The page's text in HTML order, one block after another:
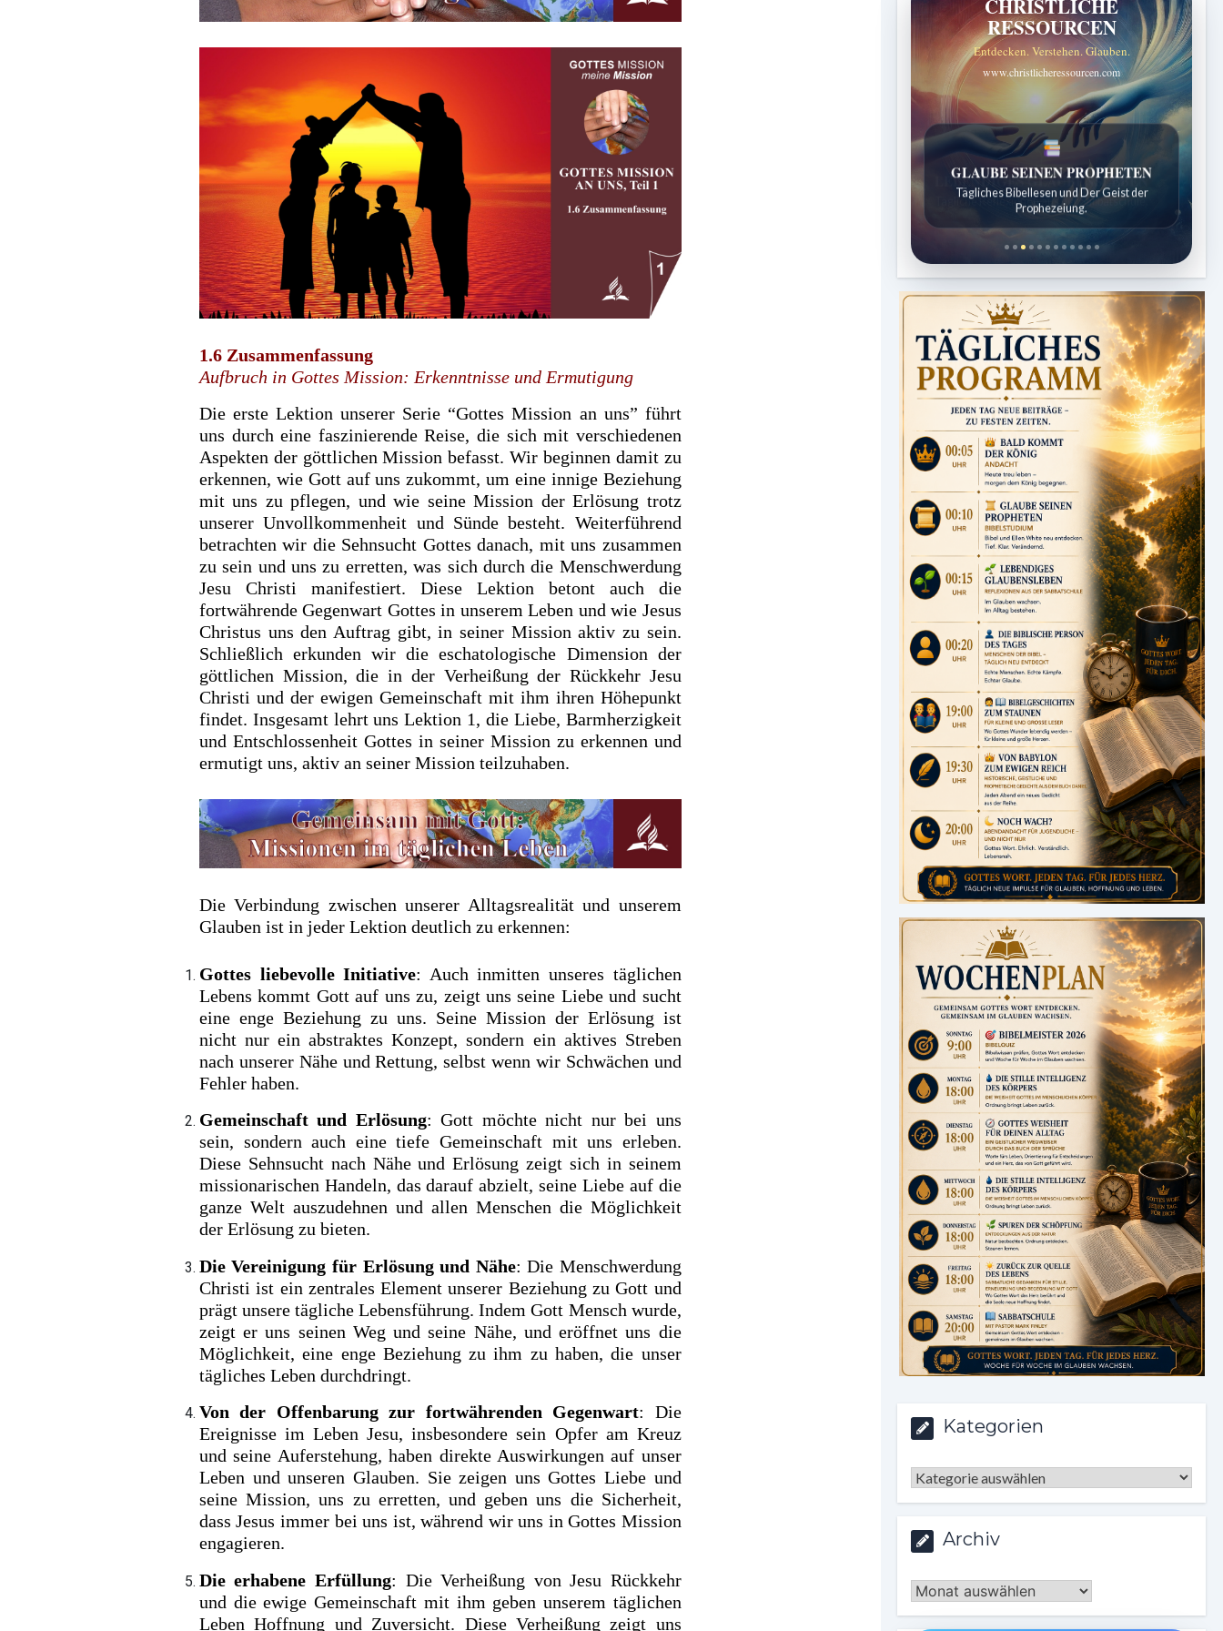
1.6 Zusammenfassung
Aufbruch in Gottes Mission: Erkenntnisse und Ermutigung
Die erste Lektion unserer Serie “Gottes Mission an uns” führt
uns durch eine faszinierende Reise, die sich mit verschiedenen
Aspekten der göttlichen Mission befasst. Wir beginnen damit zu
erkennen, wie Gott auf uns zukommt, um eine innige Beziehung
mit uns zu pflegen, und wie seine Mission der Erlösung trotz
unserer Unvollkommenheit und Sünde besteht. Weiterführend
betrachten wir die Sehnsucht Gottes danach, mit uns zusammen
zu sein und uns zu erretten, was sich durch die Menschwerdung
Jesu Christi manifestiert. Diese Lektion betont auch die
fortwährende Gegenwart Gottes in unserem Leben und wie Jesus
Christus uns den Auftrag gibt, in seiner Mission aktiv zu sein.
Schließlich erkunden wir die eschatologische Dimension der
göttlichen Mission, die in der Verheißung der Rückkehr Jesu
Christi und der ewigen Gemeinschaft mit ihm ihren Höhepunkt
findet. Insgesamt lehrt uns Lektion 1, die Liebe, Barmherzigkeit
und Entschlossenheit Gottes in seiner Mission zu erkennen und
ermutigt uns, aktiv an seiner Mission teilzuhaben.
Die Verbindung zwischen unserer Alltagsrealität und unserem
Glauben ist in jeder Lektion deutlich zu erkennen:
Gottes liebevolle Initiative: Auch inmitten unseres täglichen
Lebens kommt Gott auf uns zu, zeigt uns seine Liebe und sucht
eine enge Beziehung zu uns. Seine Mission der Erlösung ist
nicht nur ein abstraktes Konzept, sondern ein aktives Streben
nach unserer Nähe und Rettung, selbst wenn wir Schwächen und
Fehler haben.
Gemeinschaft und Erlösung: Gott möchte nicht nur bei uns
sein, sondern auch eine tiefe Gemeinschaft mit uns erleben.
Diese Sehnsucht nach Nähe und Erlösung zeigt sich in seinem
missionarischen Handeln, das darauf abzielt, seine Liebe auf die
ganze Welt auszudehnen und allen Menschen die Möglichkeit
der Erlösung zu bieten.
Die Vereinigung für Erlösung und Nähe: Die Menschwerdung
Christi ist ein zentrales Element unserer Beziehung zu Gott und
prägt unsere tägliche Lebensführung. Indem Gott Mensch wurde,
zeigt er uns seinen Weg und seine Nähe, und eröffnet uns die
Möglichkeit, eine enge Beziehung zu ihm zu haben, die unser
tägliches Leben durchdringt.
Von der Offenbarung zur fortwährenden Gegenwart: Die
Ereignisse im Leben Jesu, insbesondere sein Opfer am Kreuz
und seine Auferstehung, haben direkte Auswirkungen auf unser
Leben und unseren Glauben. Sie zeigen uns Gottes Liebe und
seine Mission, uns zu erretten, und geben uns die Sicherheit,
dass Jesus immer bei uns ist, während wir uns in Gottes Mission
engagieren.
Die erhabene Erfüllung: Die Verheißung von Jesu Rückkehr
und die ewige Gemeinschaft mit ihm geben unserem täglichen
Leben Hoffnung und Zuversicht. Diese Verheißung zeigt uns
CHRISTLICHE
RESSOURCEN
Entdecken. Verstehen. Glauben.
www.christlicheressourcen.com
LEBENDIGES GLAUBENSLEBEN
Tägliche Reflexionen aus der Sabbatschule.
Kategorien
Kategorien
Archiv
Archiv